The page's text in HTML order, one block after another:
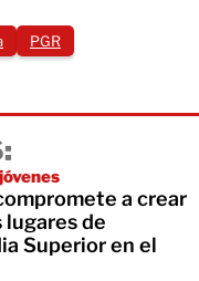
PGR
a crear
de
Superior en el